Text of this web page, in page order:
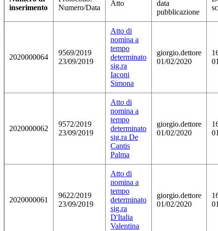
inserimento
Numero/Data
Atto
data
pubblicazione
2020000064
9569/2019
23/09/2019
Atto di
nomina a
tempo
determinato
sig.ra
Iaconi
Simona
giorgio.dettore
01/02/2020
2020000062
9572/2019
23/09/2019
Atto di
nomina a
tempo
determinato
sig.ra De
Cantis
Palma
giorgio.dettore
01/02/2020
2020000061
9622/2019
23/09/2019
Atto di
nomina a
tempo
determinato
sig.ra
D'Italia
Valentina
giorgio.dettore
01/02/2020